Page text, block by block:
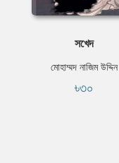
সখেদ
মোহাম্মদ নাজিম উদ্দিন
৳৩০